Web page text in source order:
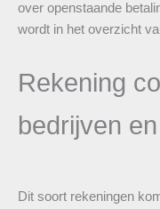
over openstaande
wordt in het overzicht
Rekening
bedrijven
Dit soort rekeningen